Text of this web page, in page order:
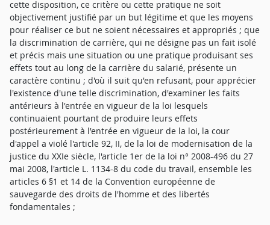
cette disposition, ce critère ou cette pratique ne soit
objectivement justifié par un but légitime et que les moyens
pour réaliser ce but ne soient nécessaires et appropriés ; que
la discrimination de carrière, qui ne désigne pas un fait isolé
et précis mais une situation ou une pratique produisant ses
effets tout au long de la carrière du salarié, présente un
caractère continu ; d'où il suit qu'en refusant, pour apprécier
l'existence d'une telle discrimination, d'examiner les faits
antérieurs à l'entrée en vigueur de la loi lesquels
continuaient pourtant de produire leurs effets
postérieurement à l'entrée en vigueur de la loi, la cour
d'appel a violé l'article 92, II, de la loi de modernisation de la
justice du XXIe siècle, l'article 1er de la loi n° 2008-496 du 27
mai 2008, l'article L. 1134-8 du code du travail, ensemble les
articles 6 §1 et 14 de la Convention européenne de
sauvegarde des droits de l'homme et des libertés
fondamentales ;